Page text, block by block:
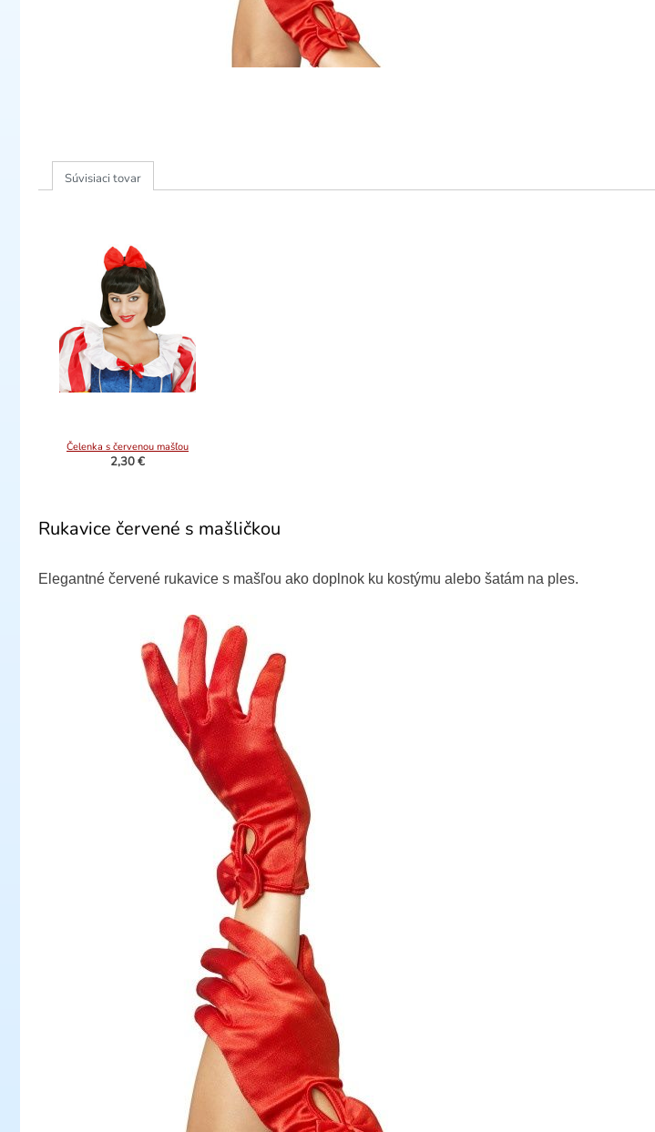
Súvisiaci tovar
Čelenka s červenou mašľou
2,30 €
Rukavice červené s mašličkou
Elegantné červené rukavice s mašľou ako doplnok ku kostýmu alebo šatám na ples.